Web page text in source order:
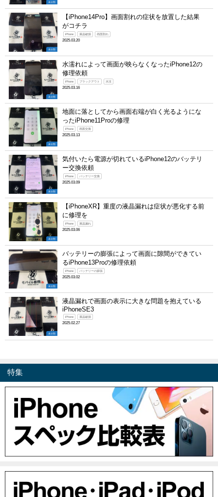
未分類
未分類
【iPhone14Pro】画面割れの症状を放置した結果
がコチラ
iPhone 液晶破損 画面割れ
2025.03.20
未分類
水濡れによって画面が映らなくなったiPhone12の
修理依頼
iPhone ブラックアウト 水没
2025.03.16
未分類
地面に落としてから画面右端が白く光るようにな
ったiPhone11Proの修理
iPhone 画面交換
2025.03.13
未分類
気付いたら電源が切れているiPhone12のバッテリ
ー交換依頼
iPhone バッテリー交換
2025.03.09
未分類
【iPhoneXR】重度の液晶漏れは症状が悪化する前
に修理を
iPhone 液晶漏れ
2025.03.06
未分類
バッテリーの膨張によって画面に隙間ができてい
るiPhone13Proの修理依頼
iPhone バッテリーの膨張
2025.03.02
未分類
液晶漏れで画面の表示に大きな問題を抱えている
iPhoneSE3
iPhone 液晶破損
2025.02.27
特集